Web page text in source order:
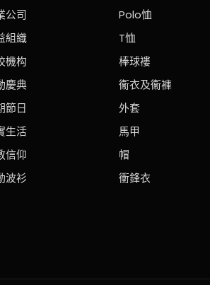
公司
組織
機构
慶典
節日
生活
信仰
波衫
Polo恤
T恤
棒球褸
衞衣及衞褲
外套
馬甲
帽
衝鋒衣